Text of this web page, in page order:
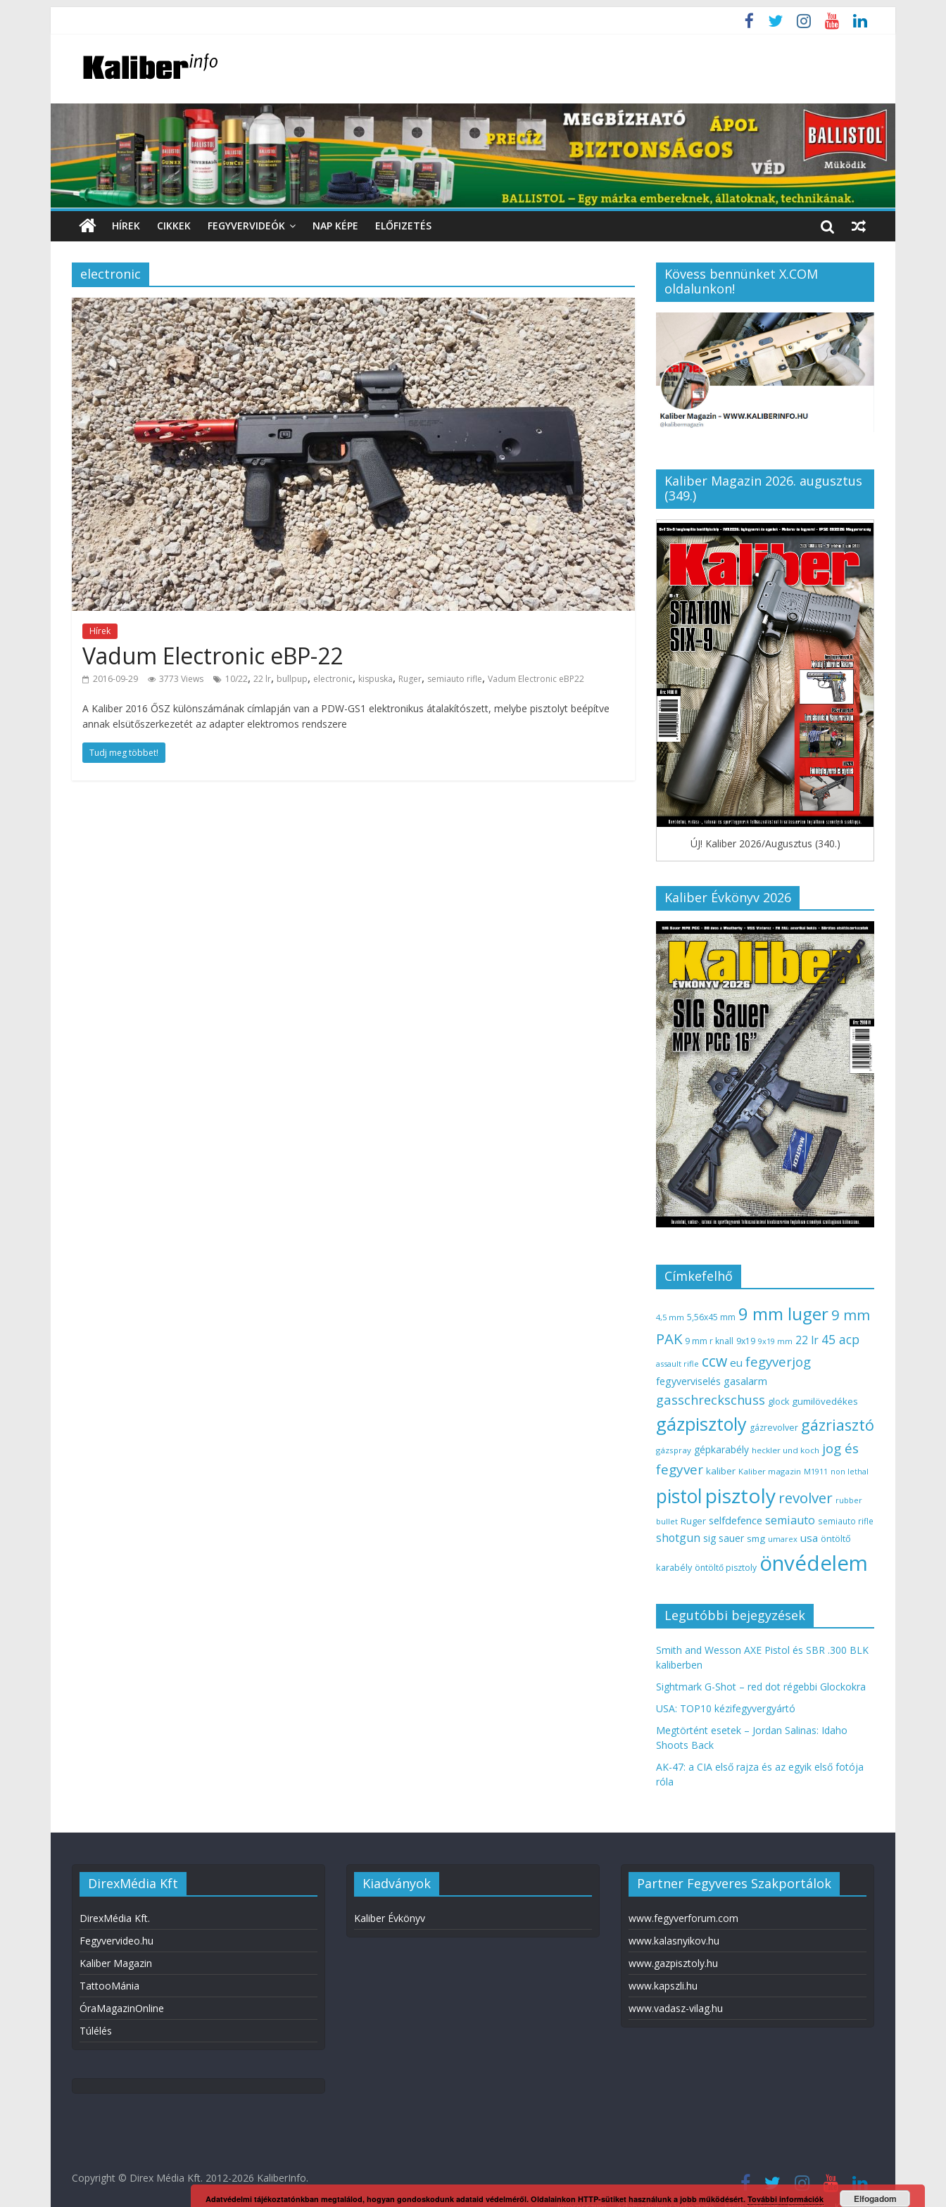
HÍREK CIKKEK FEGYVERVIDEÓK NAP KÉPE ELŐFIZETÉS
electronic
Hírek
Vadum Electronic eBP-22
2016-09-29 3773 Views 10/22, 22 lr, bullpup, electronic, kispuska, Ruger, semiauto rifle, Vadum Electronic eBP22
A Kaliber 2016 ŐSZ különszámának címlapján van a PDW-GS1 elektronikus átalakítószett, melybe pisztolyt beépítve
annak elsütőszerkezetét az adapter elektromos rendszere
Tudj meg többet!
Kövess bennünket X.COM
oldalunkon!
Kaliber Magazin 2026. augusztus
(349.)
ÚJ! Kaliber 2026/Augusztus (340.)
Kaliber Évkönyv 2026
Címkefelhő
4,5 mm 5,56x45 mm 9 mm luger9 mm
PAK 9 mm r knall 9x19 9x19 mm 22 lr 45 acp
assault rifle ccw eu fegyverjog
fegyverviselés gasalarm
gasschreckschuss glock gumilövedékes
gázpisztoly gázrevolver gázriasztó
gázspray gépkarabély heckler und koch jog és
fegyver kaliber Kaliber magazin M1911 non lethal
pistol pisztoly revolver rubber
bullet Ruger selfdefence semiauto semiauto rifle
shotgun sig sauer smg umarex usa öntöltő
karabély öntöltő pisztoly önvédelem
Legutóbbi bejegyzések
Smith and Wesson AXE Pistol és SBR .300 BLK
kaliberben
Sightmark G-Shot – red dot régebbi Glockokra
USA: TOP10 kézifegyvergyártó
Megtörtént esetek – Jordan Salinas: Idaho
Shoots Back
AK-47: a CIA első rajza és az egyik első fotója
róla
DirexMédia Kft
DirexMédia Kft.
Fegyvervideo.hu
Kaliber Magazin
TattooMánia
ÓraMagazinOnline
Túlélés
Kiadványok
Kaliber Évkönyv
Partner Fegyveres Szakportálok
www.fegyverforum.com
www.kalasnyikov.hu
www.gazpisztoly.hu
www.kapszli.hu
www.vadasz-vilag.hu
Copyright © Direx Média Kft. 2012-2026 KaliberInfo.
Adatvédelmi tájékoztatónkban megtalálod, hogyan gondoskodunk adataid védelméről. Oldalainkon HTTP-sütiket használunk a jobb működésért. További információk Elfogadom